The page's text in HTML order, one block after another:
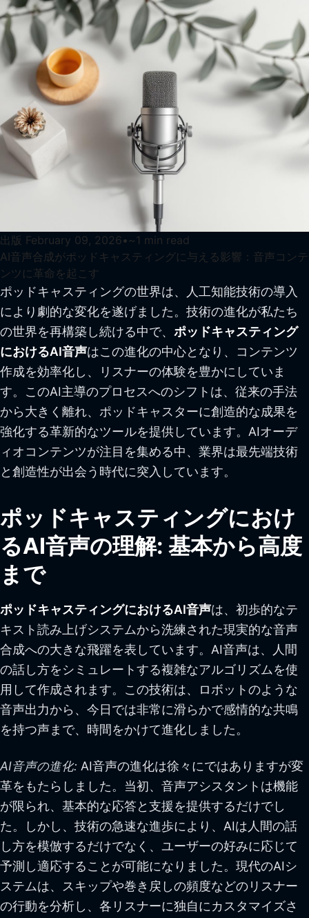
出版 February 09, 2026• ~1 min read
AI音声合成がポッドキャスティングに与える影響：音声コンテ
ンツに革命を起こす
ポッドキャスティングの世界は、人工知能技術の導入
により劇的な変化を遂げました。技術の進化が私たち
の世界を再構築し続ける中で、 ポッドキャスティング
におけるAI音声はこの進化の中心となり、コンテンツ
作成を効率化し、リスナーの体験を豊かにしていま
す。このAI主導のプロセスへのシフトは、従来の手法
から大きく離れ、ポッドキャスターに創造的な成果を
強化する革新的なツールを提供しています。AIオーデ
ィオコンテンツが注目を集める中、業界は最先端技術
と創造性が出会う時代に突入しています。
ポッドキャスティングにおけ
るAI音声の理解: 基本から高度
まで
ポッドキャスティングにおけるAI音声は、初歩的なテ
キスト読み上げシステムから洗練された現実的な音声
合成への大きな飛躍を表しています。AI音声は、人間
の話し方をシミュレートする複雑なアルゴリズムを使
用して作成されます。この技術は、ロボットのような
音声出力から、今日では非常に滑らかで感情的な共鳴
を持つ声まで、時間をかけて進化しました。
AI音声の進化: AI音声の進化は徐々にではありますが変
革をもたらしました。当初、音声アシスタントは機能
が限られ、基本的な応答と支援を提供するだけでし
た。しかし、技術の急速な進歩により、AIは人間の話
し方を模倣するだけでなく、ユーザーの好みに応じて
予測し適応することが可能になりました。現代のAIシ
ステムは、スキップや巻き戻しの頻度などのリスナー
の行動を分析し、各リスナーに独自にカスタマイズさ